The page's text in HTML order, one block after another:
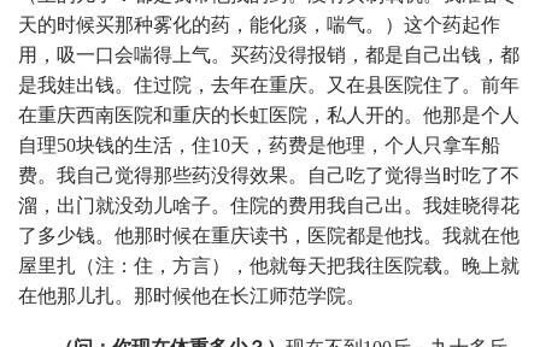
天的时候买那种雾化的药，能化痰，喘气。）这个药起作
用，吸一口会喘得上气。买药没得报销，都是自己出钱，都
是我娃出钱。住过院，去年在重庆。又在县医院住了。前年
在重庆西南医院和重庆的长虹医院，私人开的。他那是个人
自理50块钱的生活，住10天，药费是他理，个人只拿车船
费。我自己觉得那些药没得效果。自己吃了觉得当时吃了不
溜，出门就没劲儿啥子。住院的费用我自己出。我娃晓得花
了多少钱。他那时候在重庆读书，医院都是他找。我就在他
屋里扎（注：住，方言），他就每天把我往医院载。晚上就
在他那儿扎。那时候他在长江师范学院。